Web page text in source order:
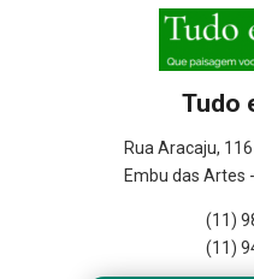
Tudo
Rua Aracaju,
Embu das Artes
(11)
(11)